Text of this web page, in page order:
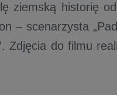
ziemską historię
– scenarzysta
Zdjęcia do filmu